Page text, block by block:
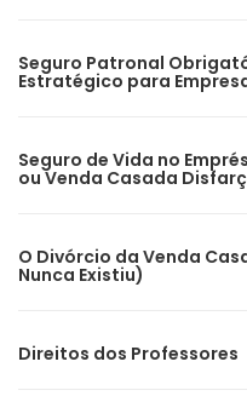
Seguro Patronal
Estratégico para
Seguro de Vida no
ou Venda Casada
O Divórcio da Venda
Nunca Existiu)
Direitos dos Professores